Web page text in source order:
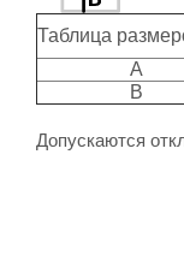
Таблица
A
B
Допускаются